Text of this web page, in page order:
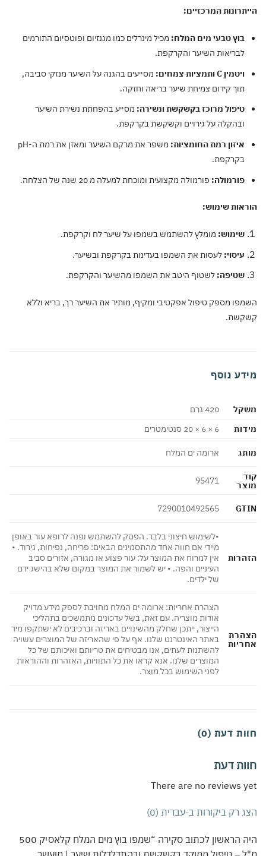
המרכזיים:
בוץ טבעי מים המלח:מכיל מינרלים כמו מגנזיום ופוטסיום התורמים
לבריאות השיער והקרקפת.
ויטמין C ותמציות צמחים:
מסייעים בהגנה על השיער מנזקי סביבה,
תוך קידום צמיחת שיער בריאה וחזקה.
טיפול מרוכז בקשקשת ונשירה:מסייע בהפחתת נשירת השיער
ובהקלה על גירויים וקשקשת בקרקפת.
איזון רמת החומציות:
משפר את מרקם השיער ומאזן את רמת ה-pH
בקרקפת.
פורמולה:פורמולה מקצועית ומוכחת למעלה מ 20 שנה של הצלחה.
שימוש:
שימוש:מומלץ להשתמש בשמפו על שיער לח וקרקפת.
עיסוי:לעסות את השמפו בעדינות בקרקפת ובשיער.
שטיפה:לשטוף היטב את השמפו מהשיער והקרקפת.
מספק טיפול אפקטיבי ומקיף, מותיר את השיער רך, בריא וללא
נוסף
420 גרם
6 × 6 × 20 סנטימטרים
ארומה ים המלח
95471
7290010492565
•לשימוש חיצוני בלבד. הפסק להשתמש ופנה לרופא עור באופן
מיידי אם חווה אחד מהתסמינים הבאים: פריחה, נפיחות, גירוד. •
אין למרוח את המוצר על: עור פצוע או מגורה, אזורים סביב
העיניים והפה. • יש לשמור את המוצר במקום שלא בהישג ידם
של ילדים.
הצהרת אחריות: ארומה ים המלח מחויבת לספק מידע מדויק
אודות מוצריה. עם זאת, בשל עדכונים מתמשכים בתהליכי
הייצור, ייתכן שחלק מהשינויים באריזה וברכיבים לא ישתקפו מיד
באתר האינטרנט שלנו. אף על פי שהאריזה של המוצרים עשויה
להשתנות לעתים, אנו מבטיחים את טריותם ואיכותם של כל
המוצרים שלנו. אנא קראו את כל התוויות, האזהרות וההוראות
לפני השימוש בכל מוצר.
דעת (0)
דעת
There are no reviews
רק ביקורות ב-עברית (0)
היה הראשון לכתוב סקירה “שמפו בוץ מים המלח קלאסיק 500